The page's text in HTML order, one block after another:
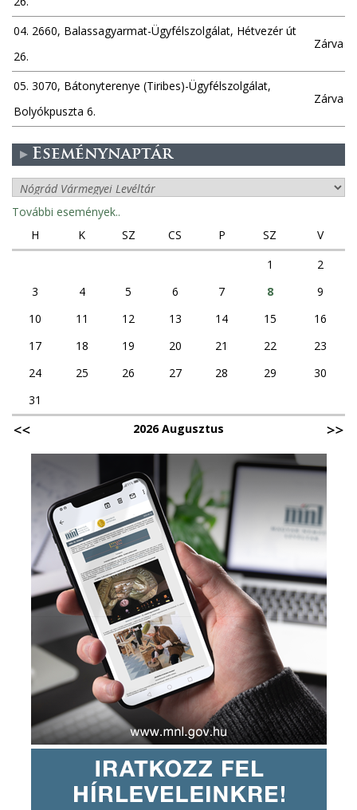
04. 2660, Balassagyarmat-Ügyfélszolgálat, Hétvezér út
26.
Zárva
05. 3070, Bátonyterenye (Tiribes)-Ügyfélszolgálat,
Bolyókpuszta 6.
Zárva
Eseménynaptár
További események..
H
K SZ CS P SZ
V
1
2
3
4 5 6 7 8
9
10
11 12 13 14 15
16
17
18 19 20 21 22
23
24
25 26 27 28 29
30
31
2026 Augusztus